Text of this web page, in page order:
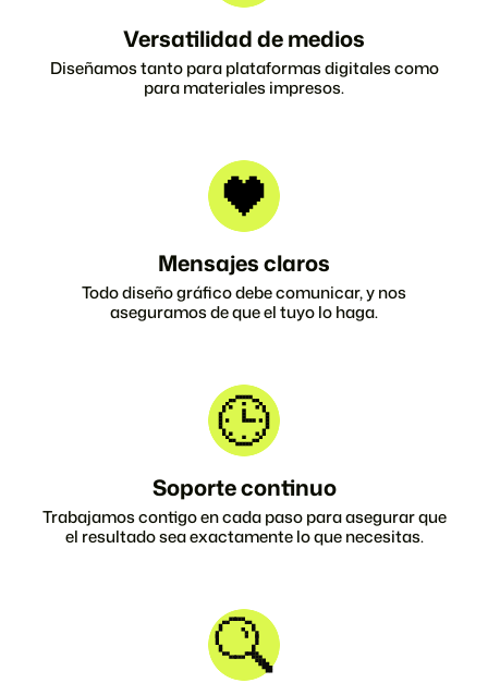
Versatilidad de medios
Diseñamos tanto para plataformas digitales como
para materiales impresos.
Mensajes claros
Todo diseño gráfico debe comunicar, y nos
aseguramos de que el tuyo lo haga.
Soporte continuo
Trabajamos contigo en cada paso para asegurar que
el resultado sea exactamente lo que necesitas.